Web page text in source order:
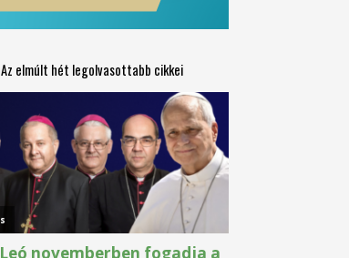
Az elmúlt hét legolvasottabb cikkei